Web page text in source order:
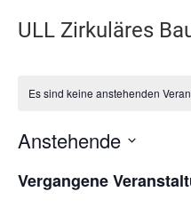
ULL Zirkuläres
Es sind keine anstehenden
Anstehende
wählen.
Vergangene